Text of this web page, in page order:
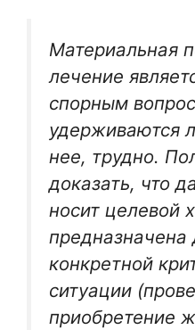
Материальная
лечение
спорным
удерживаются
нее, трудно.
доказать, что
носит целевой
конкретной
ситуации
приобретение